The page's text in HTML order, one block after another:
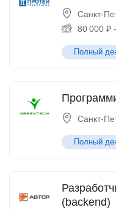
Санкт-
80 000 ₽ -
Полный
Санкт-
Полный
(backend)